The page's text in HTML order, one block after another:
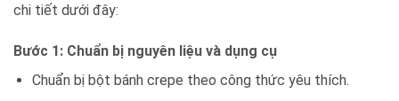
chi tiết dưới đây:
Bước 1: Chuẩn bị nguyên liệu và dụng cụ
Chuẩn bị bột bánh crepe theo công thức yêu thích.